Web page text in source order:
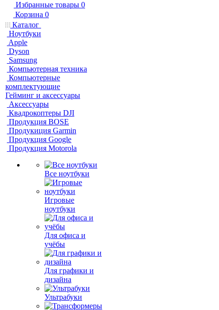
Избранные товары 0
Корзина 0
Каталог
Ноутбуки
Apple
Dyson
Samsung
Компьютерная техника
Компьютерные
комплектующие
Гейминг и аксессуары
Аксессуары
Квадрокоптеры DJI
Продукция BOSE
Продукиция Garmin
Продукция Google
Продукция Motorola
Все ноутбуки
Игровые
ноутбуки
Для офиса и
учёбы
Для графики и
дизайна
Ультрабуки